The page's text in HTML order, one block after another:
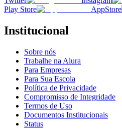
Play Store
AppStore
Institucional
Sobre nós
Trabalhe na Alura
Para Empresas
Para Sua Escola
Política de Privacidade
Compromisso de Integridade
Termos de Uso
Documentos Institucionais
Status